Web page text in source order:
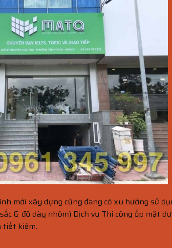
mới xây dựng cũng đang có xu hướng sử
& độ dày nhôm) Dịch vụ Thi công ốp mặt
tiết kiệm.